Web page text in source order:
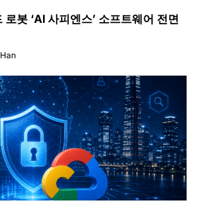
봇 ‘AI 사피엔스’ 소프트웨어 전면